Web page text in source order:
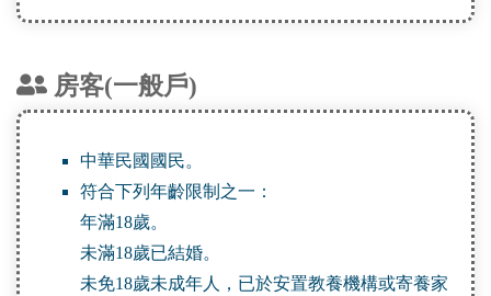
房客(一般戶)
中華民國國民。
符合下列年齡限制之一：
年滿18歲。
未滿18歲已結婚。
未免18歲未成年人，已於安置教養機構或寄養家